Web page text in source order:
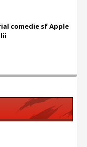
comedie sf Apple